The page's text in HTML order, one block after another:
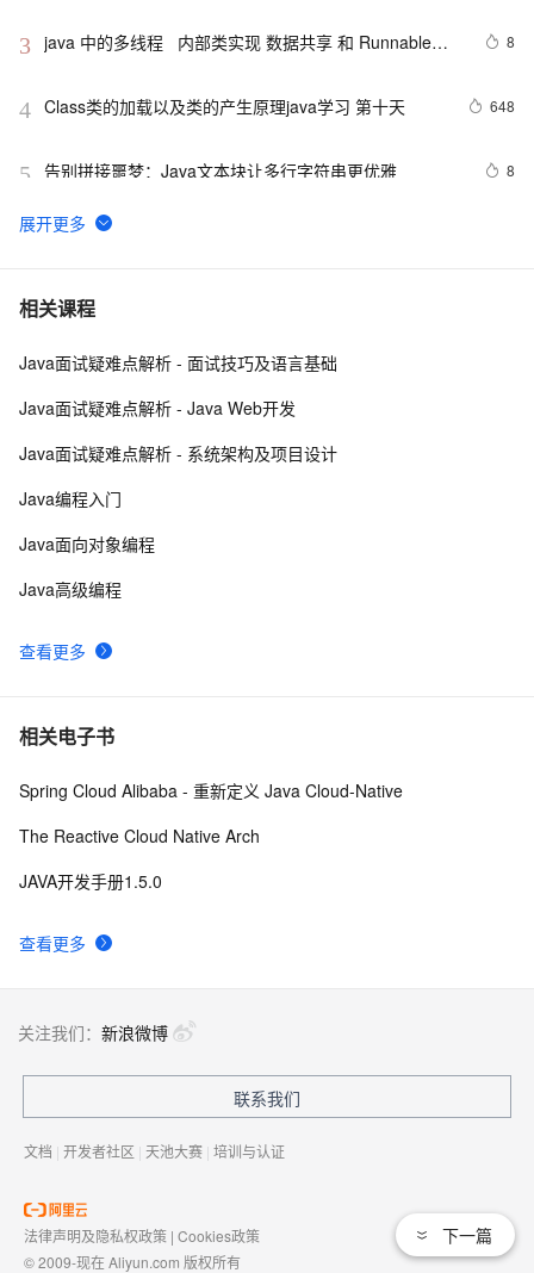
3 java 中的多线程   内部类实现 数据共享 和 Runnable实
8
4 Class类的加载以及类的产生原理java学习 第十天 648
5 8
6 【JavaWeb】一文搞懂Java过滤器与拦截器的区别
7 Java编程中容易忽略的细节总结
8 方块人 Java并发——volatile关键字
信息  --java1.8Group by    ---map迭代  --  设置单元格
高度
10Eclipse+Jboss报java.lang.OutOfMemoryError：
相关课程
查看更多
Java面试疑难点解析 - 面试技巧及语言基础
Java面试疑难点解析 - Java Web开发
Java面试疑难点解析 - 系统架构及项目设计
Java编程入门
Java面向对象编程
Java高级编程
相关电子书
查看更多
Spring Cloud Alibaba - 重新定义 Java Cloud-Native
The Reactive Cloud Native Arch
JAVA开发手册1.5.0
下一篇
关注我们： 新浪微博
联系我们
文档 | 开发者社区 | 天池大赛 | 培训与认证
法律声明及隐私权政策 | Cookies政策
© 2009-现在 Aliyun.com 版权所有